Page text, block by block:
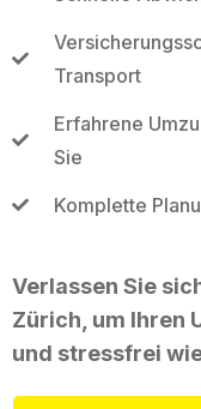
Transport
Erfahrene
Sie
Komplette
Verlassen Sie
Zürich, um Ihren
und stressfrei